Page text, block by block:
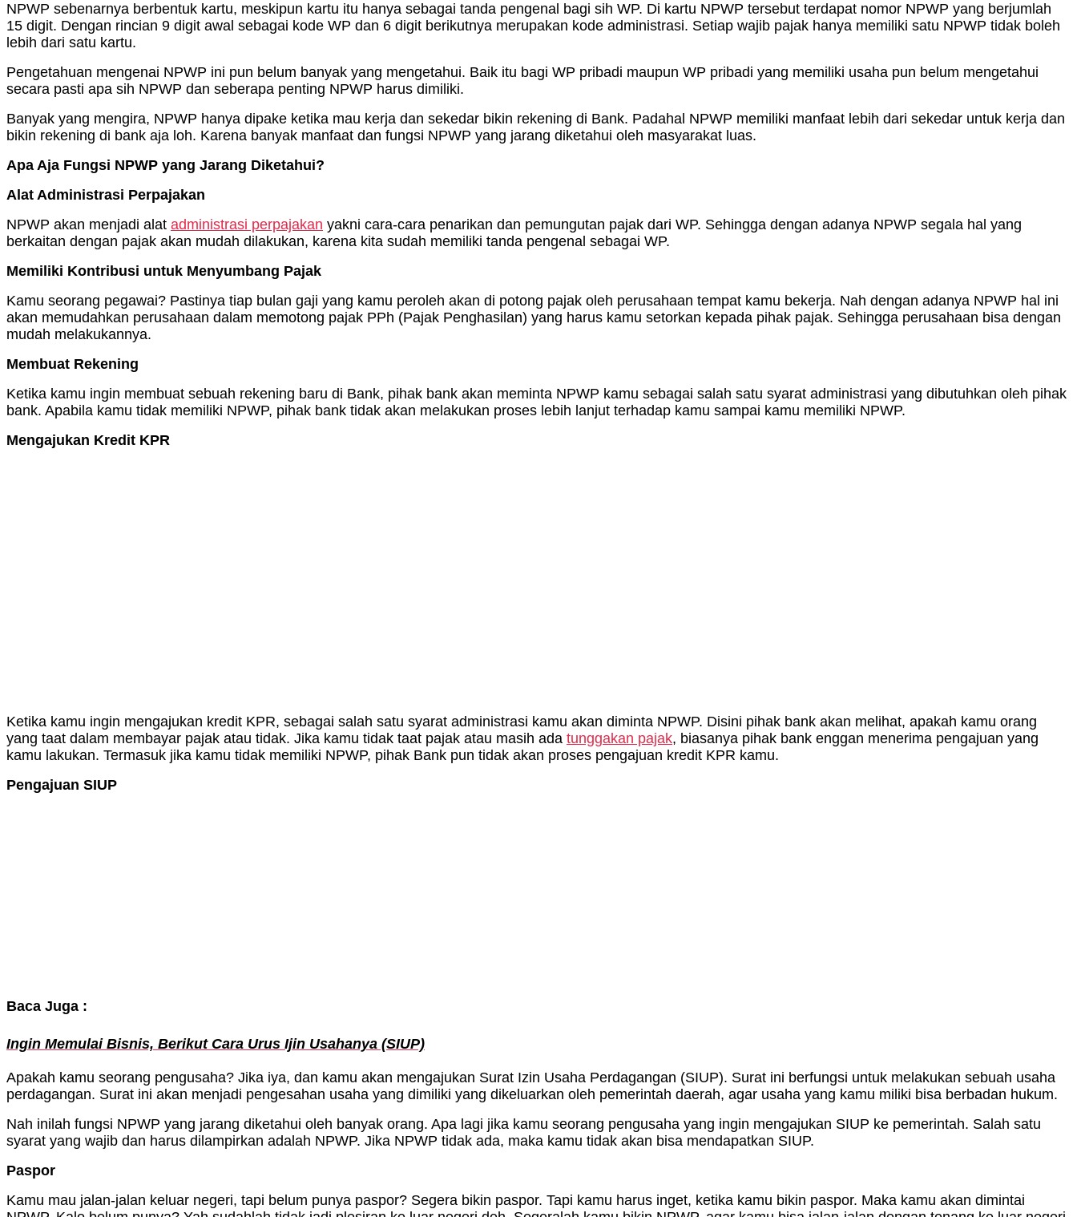
NPWP sebenarnya berbentuk kartu, meskipun kartu itu hanya sebagai tanda pengenal bagi sih WP. Di kartu NPWP tersebut terdapat nomor NPWP yang berjumlah
15 digit. Dengan rincian 9 digit awal sebagai kode WP dan 6 digit berikutnya merupakan kode administrasi. Setiap wajib pajak hanya memiliki satu NPWP tidak boleh
lebih dari satu kartu.
Pengetahuan mengenai NPWP ini pun belum banyak yang mengetahui. Baik itu bagi WP pribadi maupun WP pribadi yang memiliki usaha pun belum mengetahui
secara pasti apa sih NPWP dan seberapa penting NPWP harus dimiliki.
Banyak yang mengira, NPWP hanya dipake ketika mau kerja dan sekedar bikin rekening di Bank. Padahal NPWP memiliki manfaat lebih dari sekedar untuk kerja dan
bikin rekening di bank aja loh. Karena banyak manfaat dan fungsi NPWP yang jarang diketahui oleh masyarakat luas.
Apa Aja Fungsi NPWP yang Jarang Diketahui?
Alat Administrasi Perpajakan
NPWP akan menjadi alat administrasi perpajakan yakni cara-cara penarikan dan pemungutan pajak dari WP. Sehingga dengan adanya NPWP segala hal yang
berkaitan dengan pajak akan mudah dilakukan, karena kita sudah memiliki tanda pengenal sebagai WP.
Memiliki Kontribusi untuk Menyumbang Pajak
Kamu seorang pegawai? Pastinya tiap bulan gaji yang kamu peroleh akan di potong pajak oleh perusahaan tempat kamu bekerja. Nah dengan adanya NPWP hal ini
akan memudahkan perusahaan dalam memotong pajak PPh (Pajak Penghasilan) yang harus kamu setorkan kepada pihak pajak. Sehingga perusahaan bisa dengan
mudah melakukannya.
Membuat Rekening
Ketika kamu ingin membuat sebuah rekening baru di Bank, pihak bank akan meminta NPWP kamu sebagai salah satu syarat administrasi yang dibutuhkan oleh pihak
bank. Apabila kamu tidak memiliki NPWP, pihak bank tidak akan melakukan proses lebih lanjut terhadap kamu sampai kamu memiliki NPWP.
Mengajukan Kredit KPR
Ketika kamu ingin mengajukan kredit KPR, sebagai salah satu syarat administrasi kamu akan diminta NPWP. Disini pihak bank akan melihat, apakah kamu orang
yang taat dalam membayar pajak atau tidak. Jika kamu tidak taat pajak atau masih ada tunggakan pajak, biasanya pihak bank enggan menerima pengajuan yang
kamu lakukan. Termasuk jika kamu tidak memiliki NPWP, pihak Bank pun tidak akan proses pengajuan kredit KPR kamu.
Pengajuan SIUP
Baca Juga :
Ingin Memulai Bisnis, Berikut Cara Urus Ijin Usahanya (SIUP)
Apakah kamu seorang pengusaha? Jika iya, dan kamu akan mengajukan Surat Izin Usaha Perdagangan (SIUP). Surat ini berfungsi untuk melakukan sebuah usaha
perdagangan. Surat ini akan menjadi pengesahan usaha yang dimiliki yang dikeluarkan oleh pemerintah daerah, agar usaha yang kamu miliki bisa berbadan hukum.
Nah inilah fungsi NPWP yang jarang diketahui oleh banyak orang. Apa lagi jika kamu seorang pengusaha yang ingin mengajukan SIUP ke pemerintah. Salah satu
syarat yang wajib dan harus dilampirkan adalah NPWP. Jika NPWP tidak ada, maka kamu tidak akan bisa mendapatkan SIUP.
Paspor
Kamu mau jalan-jalan keluar negeri, tapi belum punya paspor? Segera bikin paspor. Tapi kamu harus inget, ketika kamu bikin paspor. Maka kamu akan dimintai